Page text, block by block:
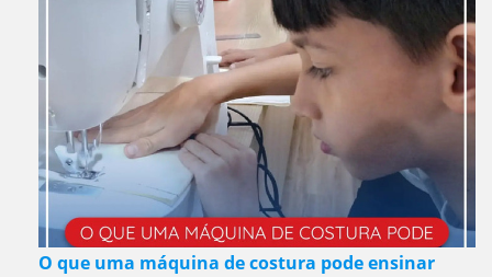
O que uma máquina de costura pode ensinar